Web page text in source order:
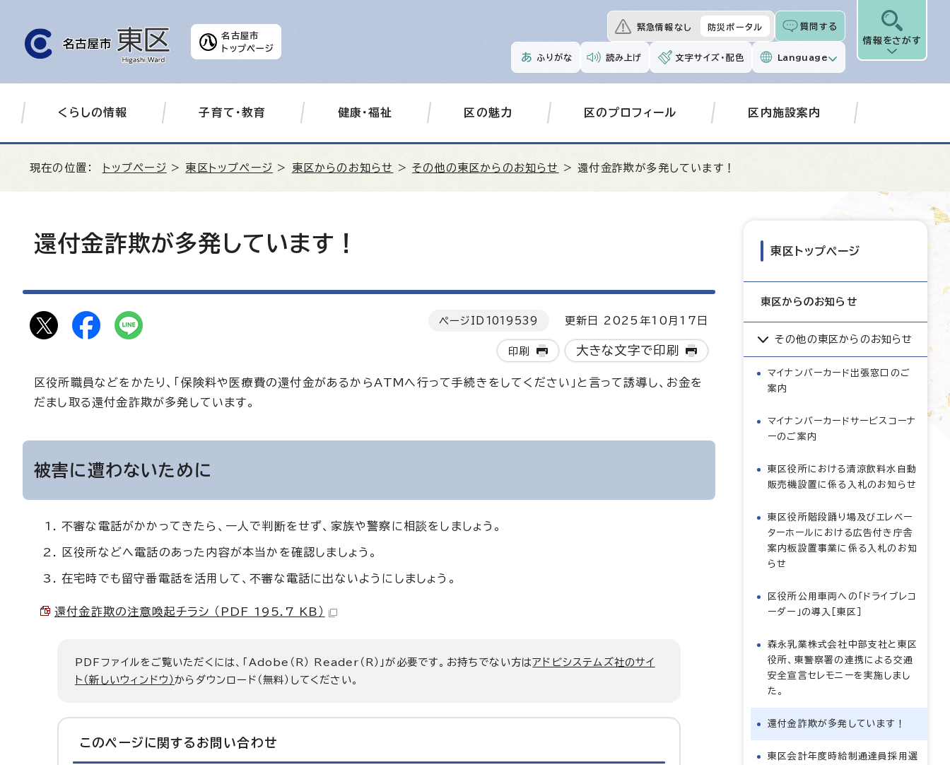
名古屋市
トップページ
緊急情報なし 防災ポータル 質問する
ふりがな 読み上げ 文字サイズ・配色 Language
情報をさがす
くらしの情報 子育て・教育 健康・福祉 区の魅力 区のプロフィール 区内施設案内
現在の位置： トップページ > 東区トップページ > 東区からのお知らせ >その他の東区からのお知らせ > 還付金詐欺が多発しています！
還付金詐欺が多発しています！
ページID 1019539 更新日 2025年10月17日
印刷 大きな文字で印刷
区役所職員などをかたり、「保険料や医療費の還付金があるからATMへ行って手続きをしてください」と言って誘導し、お金を
だまし取る還付金詐欺が多発しています。
被害に遭わないために
不審な電話がかかってきたら、一人で判断をせず、家族や警察に相談をしましょう。
区役所などへ電話のあった内容が本当かを確認しましょう。
在宅時でも留守番電話を活用して、不審な電話に出ないようにしましょう。
還付金詐欺の注意喚起チラシ （PDF 195.7 KB）
PDFファイルをご覧いただくには、「Adobe（R） Reader（R）」が必要です。お持ちでない方はアドビシステムズ社のサイ
ト（新しいウィンドウ）からダウンロード（無料）してください。
このページに関する お問い合わせ
東区トップページ
東区からのお知らせ
その他の東区からのお知らせ
マイナンバーカード出張窓口のご
案内
マイナンバーカードサービスコーナ
ーのご案内
東区役所における清涼飲料水自動
販売機設置に係る入札のお知らせ
東区役所階段踊り場及びエレベー
ターホールにおける広告付き庁舎
案内板設置事業に係る入札のお知
らせ
区役所公用車両への「ドライブレコ
ーダー」の導入［東区］
森永乳業株式会社中部支社と東区
役所、東警察署の連携による交通
安全宣言セレモニーを実施しまし
た。
還付金詐欺が多発しています！
東区会計年度時給制通達員採用選